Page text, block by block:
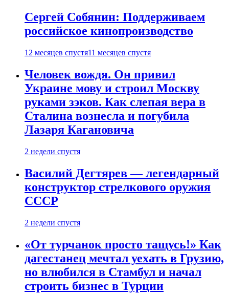
Сергей Собянин: Поддерживаем
российское кинопроизводство
12 месяцев спустя11 месяцев спустя
Человек вождя. Он привил
Украине мову и строил Москву
руками зэков. Как слепая вера в
Сталина вознесла и погубила
Лазаря Кагановича
2 недели спустя
Василий Дегтярев — легендарный
конструктор стрелкового оружия
СССР
2 недели спустя
«От турчанок просто тащусь!» Как
дагестанец мечтал уехать в Грузию,
но влюбился в Стамбул и начал
строить бизнес в Турции